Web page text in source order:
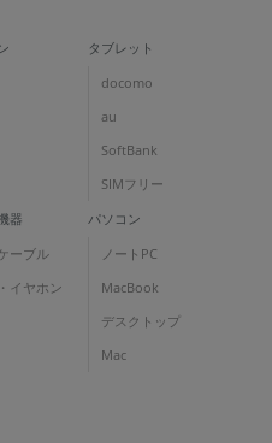
タブレット
docomo
au
SoftBank
SIMフリー
器
ーブル
イヤホン
パソコン
ノートPC
MacBook
デスクトップ
Mac